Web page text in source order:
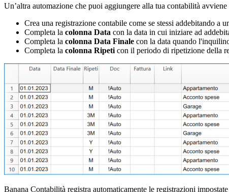
Un’altra automazione che puoi aggiungere alla tua contabilità avviene
Crea una registrazione contabile come se stessi addebitando
Completa la colonna Data con la data in cui iniziare ad
Completa la colonna Data Finale con la data quando
Completa la colonna Ripeti con il periodo di ripetizione della
Banana Contabilità registra automaticamente le registrazioni